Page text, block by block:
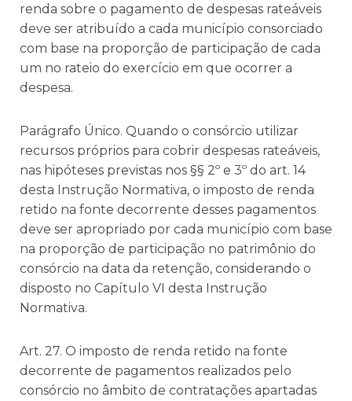
renda sobre o pagamento de despesas rateáveis
deve ser atribuído a cada município consorciado
com base na proporção de participação de cada
um no rateio do exercício em que ocorrer a
despesa.
Parágrafo Único. Quando o consórcio utilizar
recursos próprios para cobrir despesas rateáveis,
nas hipóteses previstas nos §§ 2º e 3º do art. 14
desta Instrução Normativa, o imposto de renda
retido na fonte decorrente desses pagamentos
deve ser apropriado por cada município com base
na proporção de participação no patrimônio do
consórcio na data da retenção, considerando o
disposto no Capítulo VI desta Instrução
Normativa.
Art. 27. O imposto de renda retido na fonte
decorrente de pagamentos realizados pelo
consórcio no âmbito de contratações apartadas